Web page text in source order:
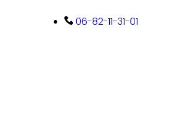
06-82-11-31-01